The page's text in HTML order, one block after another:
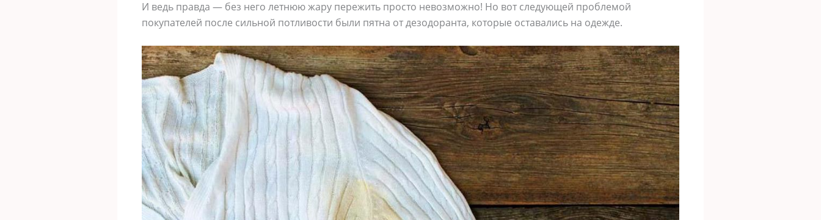
И ведь правда — без него летнюю жару пережить просто невозможно! Но вот следующей проблемой
покупателей после сильной потливости были пятна от дезодоранта, которые оставались на одежде.